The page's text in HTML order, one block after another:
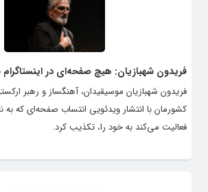
فریدون شهبازیان: هیچ صفحه‌ای در اینستاگرام
فریدون شهبازیان موسیقیدان، آهنگساز و رهبر
کشورمان با انتشار ویدئویی انتساب صفحه‌ای که به
فعالیت می‌کند به خود را، تکذیب کرد.